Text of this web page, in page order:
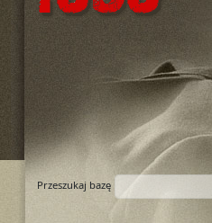
Przeszukaj bazę